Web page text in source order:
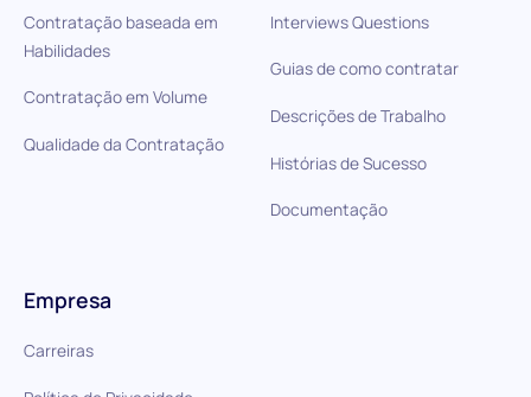
Contratação baseada em
Habilidades
Contratação em Volume
Qualidade da Contratação
Interviews Questions
Guias de como contratar
Descrições de Trabalho
Histórias de Sucesso
Documentação
Empresa
Carreiras